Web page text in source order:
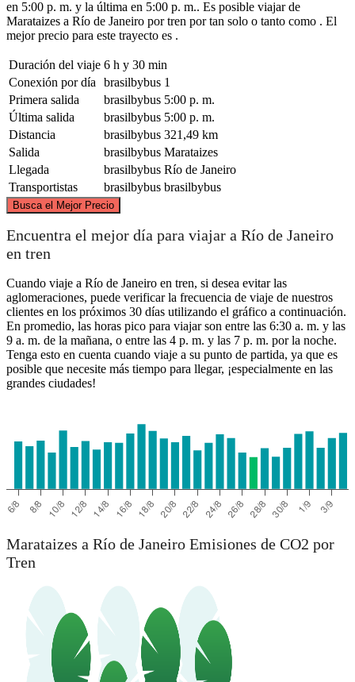
en 5:00 p. m. y la última en 5:00 p. m.. Es posible viajar de
Marataizes a Río de Janeiro por tren por tan solo o tanto como . El
mejor precio para este trayecto es .
Duración del viaje 6 h y 30 min
Conexión por día
brasilbybus 1
Primera salida
brasilbybus 5:00 p. m.
Última salida
brasilbybus 5:00 p. m.
Distancia
brasilbybus 321,49 km
Salida
brasilbybus Marataizes
Llegada
brasilbybus Río de Janeiro
Transportistas
brasilbybus brasilbybus
Busca el Mejor Precio
Rio de Janeiro
©CARTO, ©
Encuentra el mejor día para viajar a Río de Janeiro
en tren
Cuando viaje a Río de Janeiro en tren, si desea evitar las
aglomeraciones, puede verificar la frecuencia de viaje de nuestros
clientes en los próximos 30 días utilizando el gráfico a continuación.
En promedio, las horas pico para viajar son entre las 6:30 a. m. y las
9 a. m. de la mañana, o entre las 4 p. m. y las 7 p. m. por la noche.
Tenga esto en cuenta cuando viaje a su punto de partida, ya que es
posible que necesite más tiempo para llegar, ¡especialmente en las
grandes ciudades!
Marataizes a Río de Janeiro Emisiones de CO2 por
Tren